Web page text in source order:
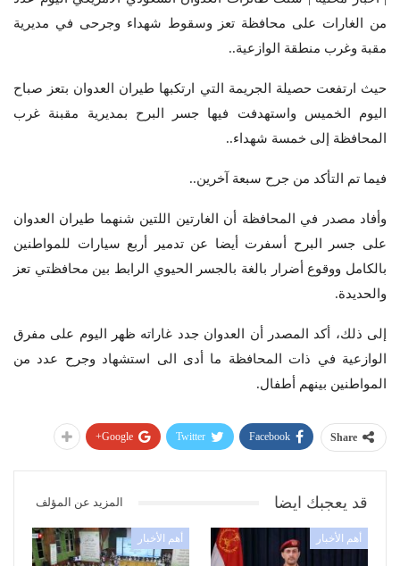
من الغارات على محافظة تعز وسقوط شهداء وجرحى في مديرية
مقبة وغرب منطقة الوازعية..
حيث ارتفعت حصيلة الجريمة التي ارتكبها طيران العدوان بتعز صباح
اليوم الخميس واستهدفت فيها جسر البرح بمديرية مقبنة غرب
المحافظة إلى خمسة شهداء..
فيما تم التأكد من جرح سبعة آخرين..
وأفاد مصدر في المحافظة أن الغارتين اللتين شنهما طيران العدوان
على جسر البرح أسفرت أيضا عن تدمير أربع سيارات للمواطنين
بالكامل ووقوع أضرار بالغة بالجسر الحيوي الرابط بين محافظتي تعز
والحديدة.
إلى ذلك، أكد المصدر أن العدوان جدد غاراته ظهر اليوم على مفرق
الوازعية في ذات المحافظة ما أدى الى استشهاد وجرح عدد من
المواطنين بينهم أطفال.
Share
Facebook
Twitter
Google+
قد يعجبك ايضا المزيد عن المؤلف
أهم الأخبار أهم الأخبار